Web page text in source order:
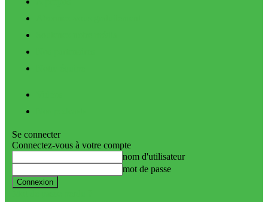
Se connecter
Connectez-vous à votre compte
nom d'utilisateur
mot de passe